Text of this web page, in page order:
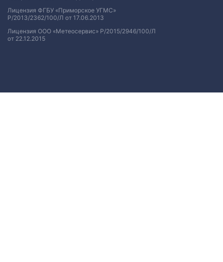
Лицензия ФГБУ «Приморское УГМС»
Р/2013/2362/100/Л от 17.06.2013
Лицензия ООО «Метеосервис» Р/2015/2946/100/Л
от 22.12.2015